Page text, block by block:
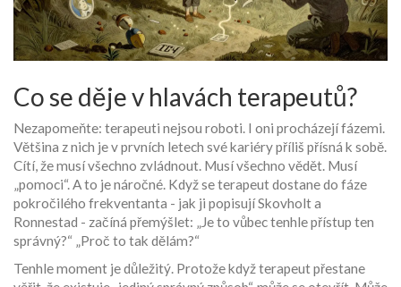
Co se děje v hlavách terapeutů?
Nezapomeňte: terapeuti nejsou roboti. I oni procházejí fázemi.
Většina z nich je v prvních letech své kariéry příliš přísná k sobě.
Cítí, že musí všechno zvládnout. Musí všechno vědět. Musí
„pomoci“. A to je náročné. Když se terapeut dostane do fáze
pokročilého frekventanta - jak ji popisují Skovholt a
Ronnestad - začíná přemýšlet: „Je to vůbec tenhle přístup ten
správný?“ „Proč to tak dělám?“
Tenhle moment je důležitý. Protože když terapeut přestane